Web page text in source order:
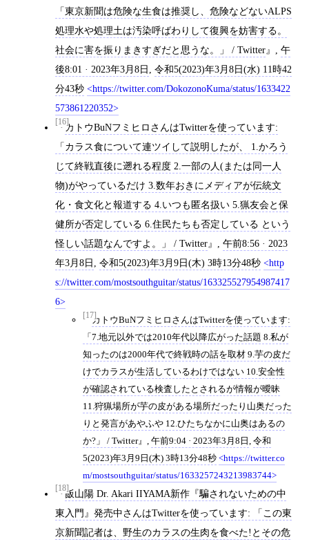
「東京新聞は危険な生食は推奨し、危険などないALPS
処理水や処理土は汚染呼ばわりして復興を妨害する。
社会に害を振りまきすぎだと思うな。」 / Twitter
, 午
後8:01 · 2023年3月8日, 令和5(2023)年3月8日(水) 11時42
分43秒
https://twitter.com/DokozonoKuma/status/1633422
573861220352
[16]カトウBuNフミヒロさんはTwitterを使っています:
「カラス食について連ツイして説明したが、 1.かろう
じて終戦直後に遡れる程度 2.一部の人(または同一人
物)がやっているだけ 3.数年おきにメディアが伝統文
化・食文化と報道する 4.いつも匿名扱い 5.猟友会と保
健所が否定している 6.住民たちも否定している という
怪しい話題なんですよ。」 / Twitter
, 午前8:56 · 2023
年3月8日, 令和5(2023)年3月9日(木) 3時13分48秒
http
s://twitter.com/mostsouthguitar/status/163325527954987417
6
[17]カトウBuNフミヒロさんはTwitterを使っています:
「7.地元以外では2010年代以降広がった話題 8.私が
知ったのは2000年代で終戦時の話を取材 9.芋の皮だ
けでカラスが生活しているわけではない 10.安全性
が確認されている検査したとされるが情報が曖昧
11.狩猟場所が芋の皮がある場所だったり山奥だった
りと発言があやふや 12.ひたちなかに山奥はあるの
か?」 / Twitter
, 午前9:04 · 2023年3月8日 , 令和
5(2023)年3月9日(木) 3時13分48秒
https://twitter.co
m/mostsouthguitar/status/1633257243213983744
[18]飯山陽 Dr. Akari IIYAMA新作『騙されないための中
東入門』発売中さんはTwitterを使っています: 「この東
京新聞記者は、野生のカラスの生肉を食べた!とその危